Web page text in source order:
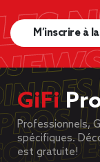
M’inscrire à
GiFi
Professionnels,
spécifiques.
est gratuite!